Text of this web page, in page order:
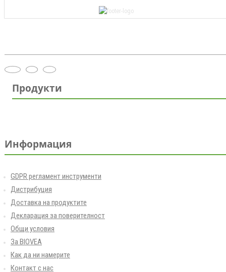
Продукти
Информация
GDPR регламент инструменти
Дистрибуция
Доставка на продуктите
Декларация за поверителност
Общи условия
За BIOVEA
Как да ни намерите
Контакт с нас